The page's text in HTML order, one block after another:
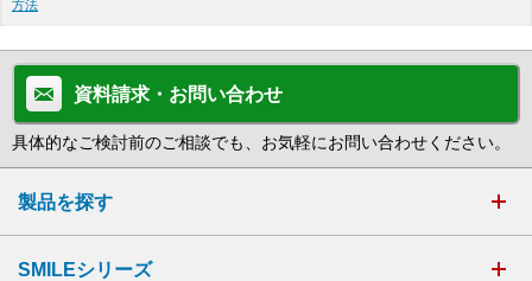
方法
資料請求・お問い合わせ
具体的なご検討前のご相談でも、お気軽にお問い合わせください。
製品を探す
SMILEシリーズ